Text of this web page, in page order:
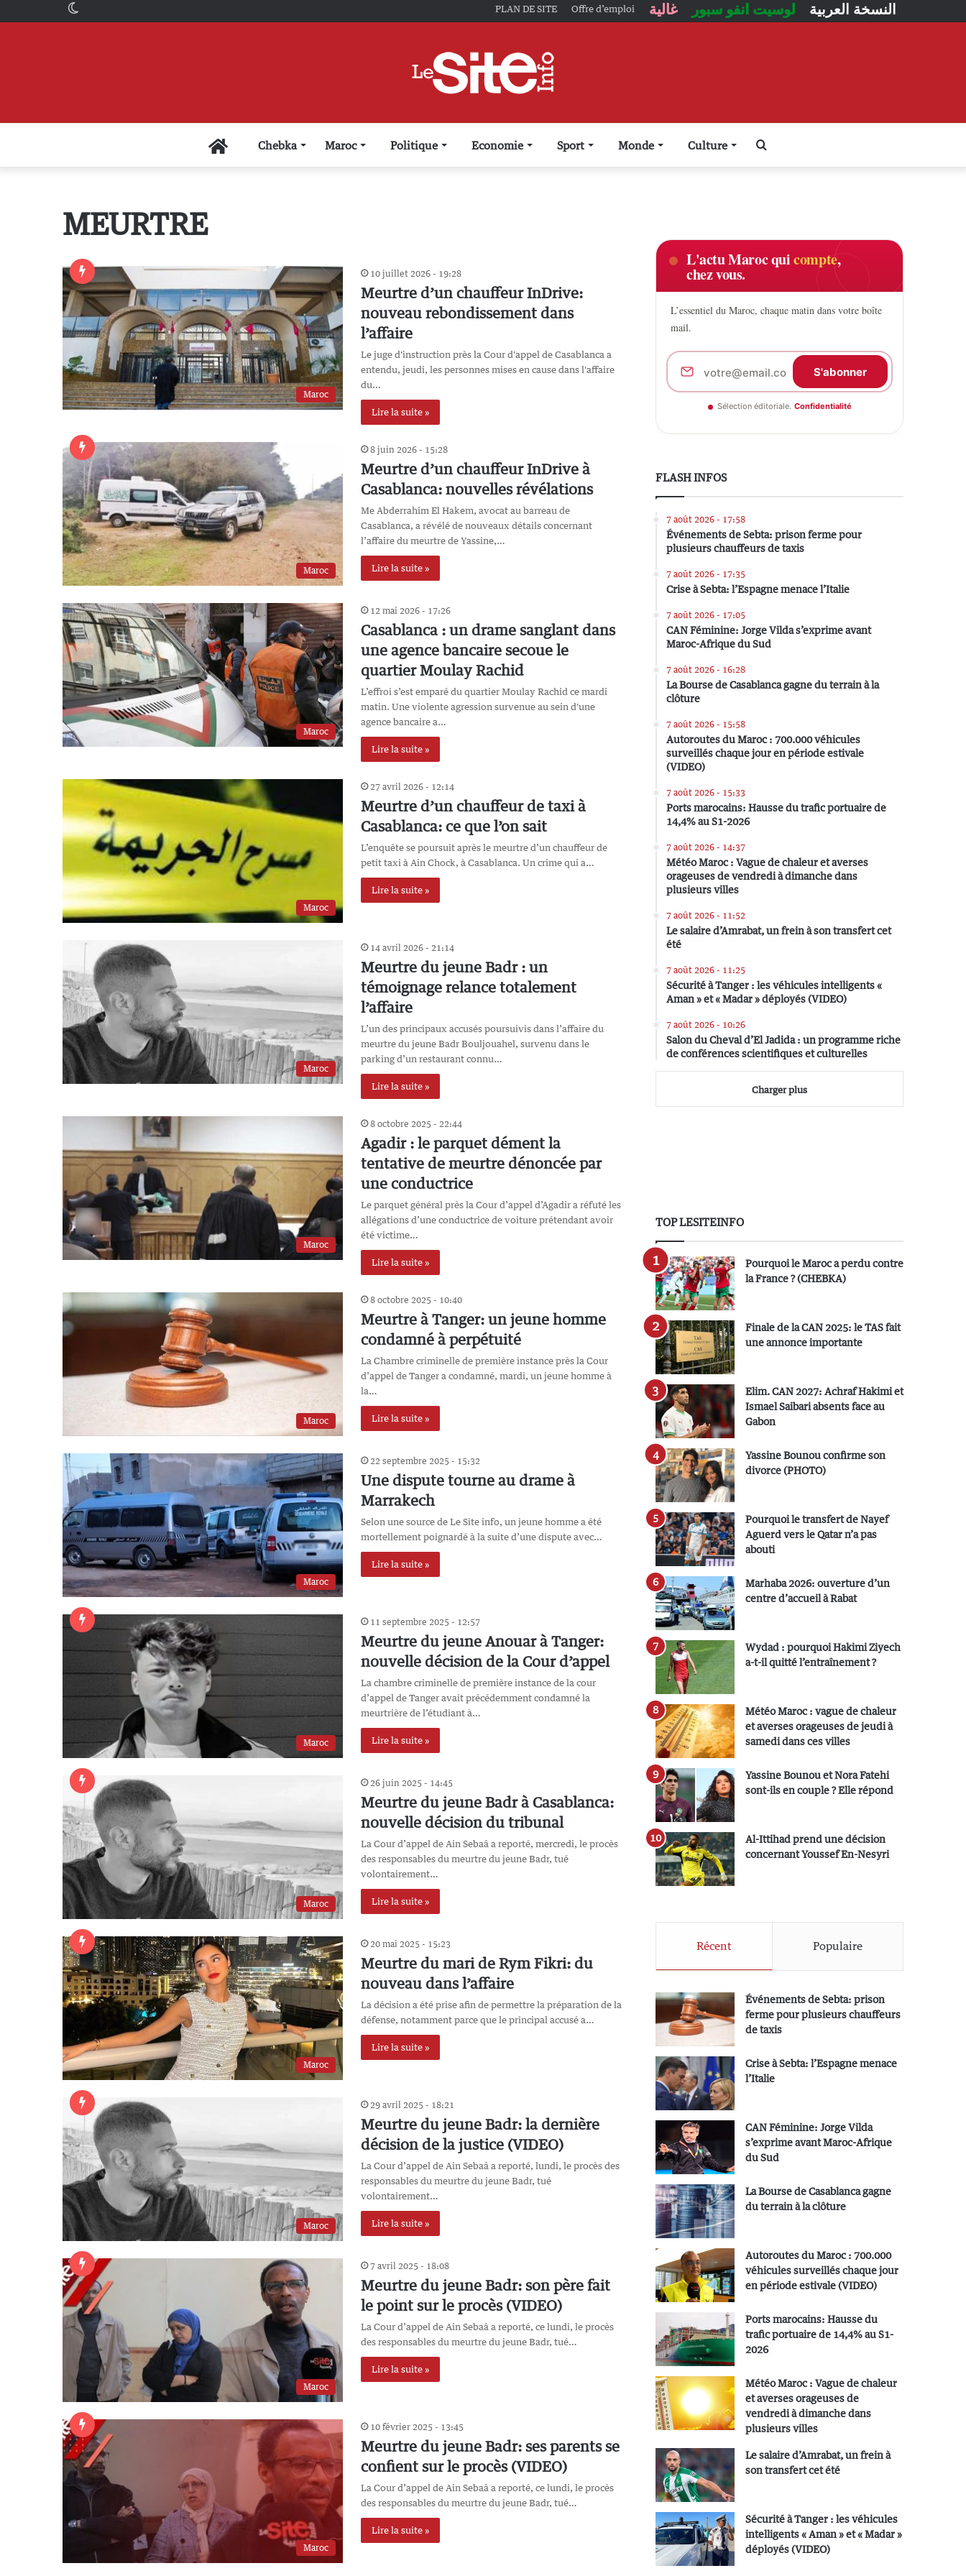
PLAN DE SITE Offre d’emploi غالية لوسيت انفو سبور النسخة العربية
AccueilChebka Maroc Politique Economie Sport Monde Culture
MEURTRE
Maroc
10 juillet 2026 - 19:28
Meurtre d’un chauffeur InDrive:
nouveau rebondissement dans
l’affaire
Le juge d'instruction près la Cour d'appel de Casablanca a
entendu, jeudi, les personnes mises en cause dans l'affaire
du…
Lire la suite »
Maroc
8 juin 2026 - 15:28
Meurtre d’un chauffeur InDrive à
Casablanca: nouvelles révélations
Me Abderrahim El Hakem, avocat au barreau de
Casablanca, a révélé de nouveaux détails concernant
l’affaire du meurtre de Yassine,…
Lire la suite »
Maroc
12 mai 2026 - 17:26
Casablanca : un drame sanglant dans
une agence bancaire secoue le
quartier Moulay Rachid
L’effroi s’est emparé du quartier Moulay Rachid ce mardi
matin. Une violente agression survenue au sein d'une
agence bancaire a…
Lire la suite »
Maroc
27 avril 2026 - 12:14
Meurtre d’un chauffeur de taxi à
Casablanca: ce que l’on sait
L’enquête se poursuit après le meurtre d’un chauffeur de
petit taxi à Ain Chock, à Casablanca. Un crime qui a…
Lire la suite »
Maroc
14 avril 2026 - 21:14
Meurtre du jeune Badr : un
témoignage relance totalement
l’affaire
L’un des principaux accusés poursuivis dans l’affaire du
meurtre du jeune Badr Bouljouahel, survenu dans le
parking d’un restaurant connu…
Lire la suite »
Maroc
8 octobre 2025 - 22:44
Agadir : le parquet dément la
tentative de meurtre dénoncée par
une conductrice
Le parquet général près la Cour d’appel d’Agadir a réfuté les
allégations d’une conductrice de voiture prétendant avoir
été victime…
Lire la suite »
Maroc
8 octobre 2025 - 10:40
Meurtre à Tanger: un jeune homme
condamné à perpétuité
La Chambre criminelle de première instance près la Cour
d’appel de Tanger a condamné, mardi, un jeune homme à
la…
Lire la suite »
Maroc
22 septembre 2025 - 15:32
Une dispute tourne au drame à
Marrakech
Selon une source de Le Site info, un jeune homme a été
mortellement poignardé à la suite d’une dispute avec…
Lire la suite »
Maroc
11 septembre 2025 - 12:57
Meurtre du jeune Anouar à Tanger:
nouvelle décision de la Cour d’appel
La chambre criminelle de première instance de la cour
d’appel de Tanger avait précédemment condamné la
meurtrière de l’étudiant à…
Lire la suite »
Maroc
26 juin 2025 - 14:45
Meurtre du jeune Badr à Casablanca:
nouvelle décision du tribunal
La Cour d’appel de Ain Sebaâ a reporté, mercredi, le procès
des responsables du meurtre du jeune Badr, tué
volontairement…
Lire la suite »
Maroc
20 mai 2025 - 15:23
Meurtre du mari de Rym Fikri: du
nouveau dans l’affaire
La décision a été prise afin de permettre la préparation de la
défense, notamment parce que le principal accusé a…
Lire la suite »
Maroc
29 avril 2025 - 18:21
Meurtre du jeune Badr: la dernière
décision de la justice (VIDEO)
La Cour d’appel de Ain Sebaâ a reporté, lundi, le procès des
responsables du meurtre du jeune Badr, tué
volontairement…
Lire la suite »
Maroc
7 avril 2025 - 18:08
Meurtre du jeune Badr: son père fait
le point sur le procès (VIDEO)
La Cour d’appel de Ain Sebaâ a reporté, ce lundi, le procès
des responsables du meurtre du jeune Badr, tué…
Lire la suite »
Maroc
10 février 2025 - 13:45
Meurtre du jeune Badr: ses parents se
confient sur le procès (VIDEO)
La Cour d’appel de Ain Sebaâ a reporté, ce lundi, le procès
des responsables du meurtre du jeune Badr, tué…
Lire la suite »
L'actu Maroc quicompte,
chez vous.
L’essentiel du Maroc, chaque matin dans votre boîte
mail.
S'abonner
Sélection éditoriale. Confidentialité
FLASH INFOS
7 août 2026 - 17:58
Événements de Sebta: prison ferme pour
plusieurs chauffeurs de taxis
7 août 2026 - 17:35
Crise à Sebta: l’Espagne menace l’Italie
7 août 2026 - 17:05
CAN Féminine: Jorge Vilda s’exprime avant
Maroc-Afrique du Sud
7 août 2026 - 16:28
La Bourse de Casablanca gagne du terrain à la
clôture
7 août 2026 - 15:58
Autoroutes du Maroc : 700.000 véhicules
surveillés chaque jour en période estivale
(VIDEO)
7 août 2026 - 15:33
Ports marocains: Hausse du trafic portuaire de
14,4% au S1-2026
7 août 2026 - 14:37
Météo Maroc : Vague de chaleur et averses
orageuses de vendredi à dimanche dans
plusieurs villes
7 août 2026 - 11:52
Le salaire d’Amrabat, un frein à son transfert cet
été
7 août 2026 - 11:25
Sécurité à Tanger : les véhicules intelligents «
Aman » et « Madar » déployés (VIDEO)
7 août 2026 - 10:26
Salon du Cheval d’El Jadida : un programme riche
de conférences scientifiques et culturelles
Charger plus
TOP LESITEINFO
Pourquoi le Maroc a perdu contre
la France ? (CHEBKA)
Finale de la CAN 2025: le TAS fait
une annonce importante
Elim. CAN 2027: Achraf Hakimi et
Ismael Saibari absents face au
Gabon
Yassine Bounou confirme son
divorce (PHOTO)
Pourquoi le transfert de Nayef
Aguerd vers le Qatar n’a pas
abouti
Marhaba 2026: ouverture d’un
centre d’accueil à Rabat
Wydad : pourquoi Hakimi Ziyech
a-t-il quitté l’entraînement ?
Météo Maroc : vague de chaleur
et averses orageuses de jeudi à
samedi dans ces villes
Yassine Bounou et Nora Fatehi
sont-ils en couple ? Elle répond
Al-Ittihad prend une décision
concernant Youssef En-Nesyri
Récent Populaire
Événements de Sebta: prison
ferme pour plusieurs chauffeurs
de taxis
Crise à Sebta: l’Espagne menace
l’Italie
CAN Féminine: Jorge Vilda
s’exprime avant Maroc-Afrique
du Sud
La Bourse de Casablanca gagne
du terrain à la clôture
Autoroutes du Maroc : 700.000
véhicules surveillés chaque jour
en période estivale (VIDEO)
Ports marocains: Hausse du
trafic portuaire de 14,4% au S1-
2026
Météo Maroc : Vague de chaleur
et averses orageuses de
vendredi à dimanche dans
plusieurs villes
Le salaire d’Amrabat, un frein à
son transfert cet été
Sécurité à Tanger : les véhicules
intelligents « Aman » et « Madar »
déployés (VIDEO)